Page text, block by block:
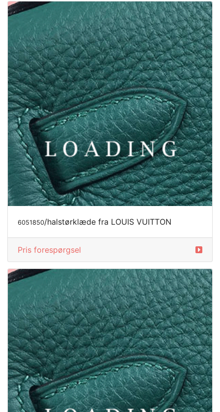
6051850/halstørklæde fra LOUIS VUITTON
Pris forespørgsel